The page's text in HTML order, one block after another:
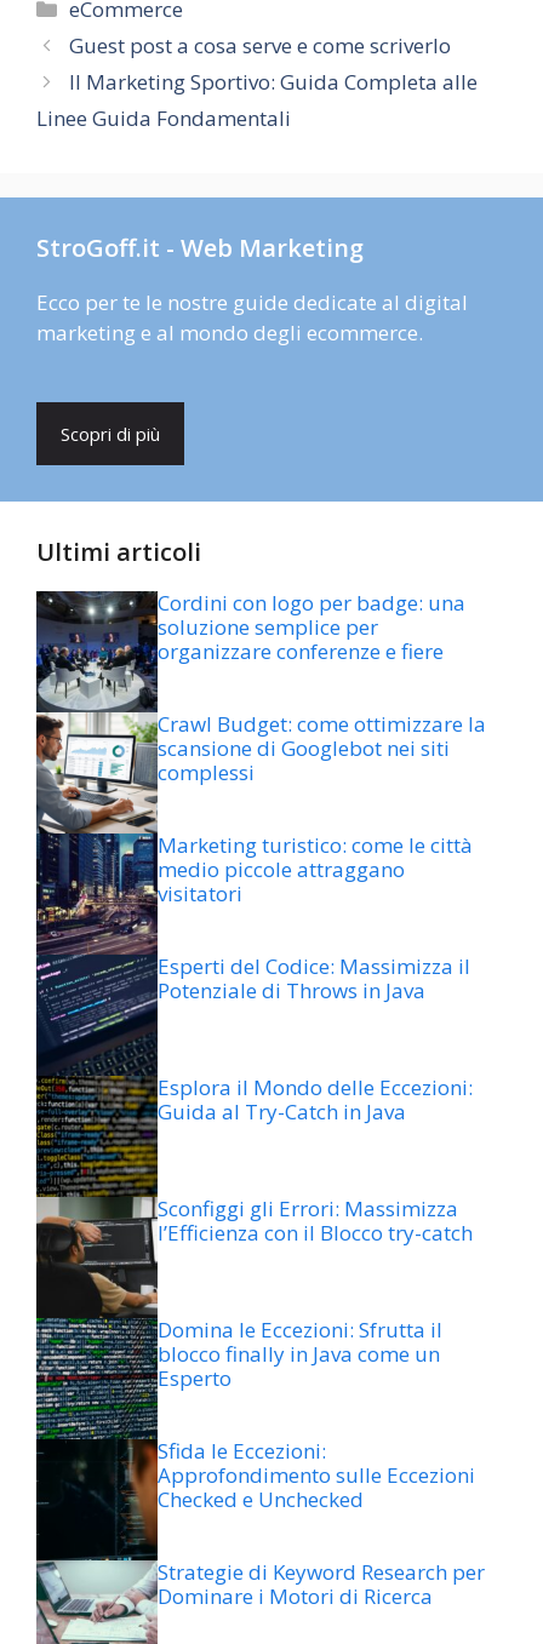
eCommerce
Guest post a cosa serve e come scriverlo
Il Marketing Sportivo: Guida Completa alle
Linee Guida Fondamentali
StroGoff.it - Web Marketing
Ecco per te le nostre guide dedicate al digital
marketing e al mondo degli ecommerce.
Scopri di più
Ultimi articoli
Cordini con logo per badge: una
soluzione semplice per
organizzare conferenze e fiere
Crawl Budget: come ottimizzare la
scansione di Googlebot nei siti
complessi
Marketing turistico: come le città
medio piccole attraggano
visitatori
Esperti del Codice: Massimizza il
Potenziale di Throws in Java
Esplora il Mondo delle Eccezioni:
Guida al Try-Catch in Java
Sconfiggi gli Errori: Massimizza
l’Efficienza con il Blocco try-catch
Domina le Eccezioni: Sfrutta il
blocco finally in Java come un
Esperto
Sfida le Eccezioni:
Approfondimento sulle Eccezioni
Checked e Unchecked
Strategie di Keyword Research per
Dominare i Motori di Ricerca